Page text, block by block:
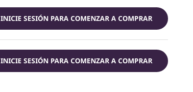
INICIE SESIÓN PARA COMENZAR A COMPRAR
INICIE SESIÓN PARA COMENZAR A COMPRAR